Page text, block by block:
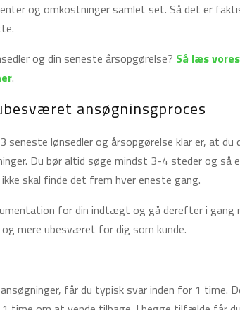
og omkostninger samlet set. Så det er
og din seneste årsopgørelse? Så læs
.
ansøgninsgproces
seneste lønsedler og årsopgørelse klar er, at du
Du bør altid søge mindst 3-4 steder og
skal finde det frem hver eneste gang.
for din indtægt og gå derefter i gang
mere ubesværet for dig som kunde.
får du typisk svar inden for 1 time.